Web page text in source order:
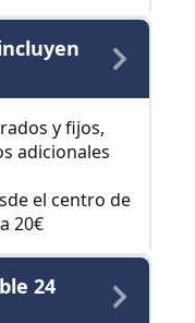
y fijos,
adicionales
el centro de
20€
24